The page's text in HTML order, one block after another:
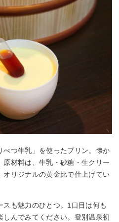
べつ牛乳」を使ったプリン。懐か
原材料は、牛乳・砂糖・生クリー
オリジナルの黄金比で仕上げてい
スも魅力のひとつ。1口目は何も
んでみてください。登別温泉初